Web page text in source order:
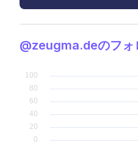
@zeugma.deのフォ